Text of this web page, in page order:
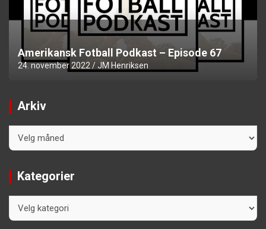
Amerikansk Fotball Podkast – Episode 67
24. november 2022 JM Henriksen
Arkiv
Kategorier